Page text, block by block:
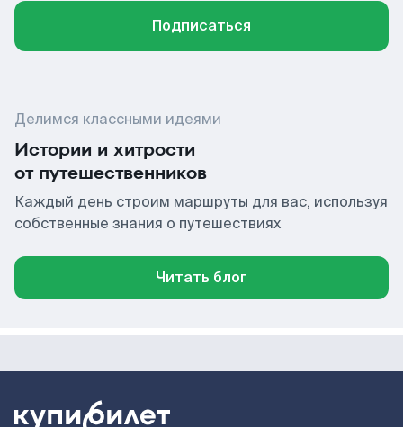
Подписаться
Делимся классными идеями
Истории и хитрости
от путешественников
Каждый день строим маршруты для вас, используя
собственные знания о путешествиях
Читать блог